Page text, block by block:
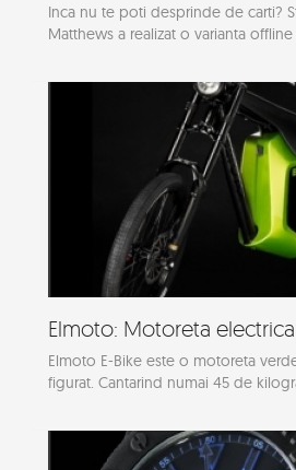
Inca nu te poti desprinde de carti?
Matthews a realizat o varianta offline
Elmoto: Motoreta electrica
Elmoto E-Bike este o motoreta
figurat. Cantarind numai 45 de